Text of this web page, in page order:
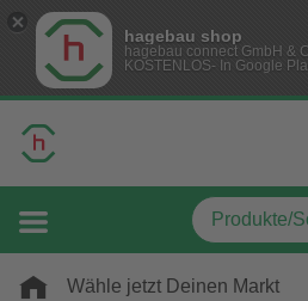
hagebau shop
hagebau connect GmbH &
KOSTENLOS- In Google
Wähle jetzt Deinen Markt